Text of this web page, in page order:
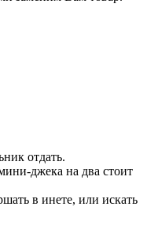
отдать.
джека на два стоит
в инете, или искать